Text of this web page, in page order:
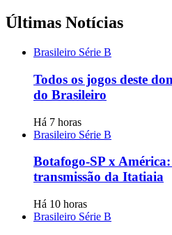
Últimas Notícias
Brasileiro Série B
Todos os jogos deste
do Brasileiro
Há 7 horas
Brasileiro Série B
Botafogo-SP x
transmissão da Itatiaia
Há 10 horas
Brasileiro Série B